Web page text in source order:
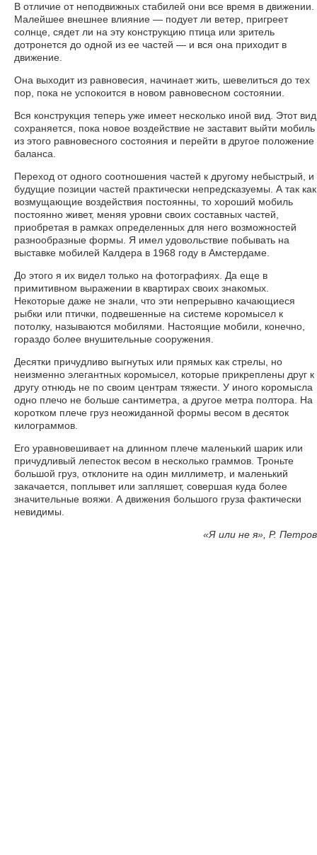
В отличие от неподвижных стабилей они все время в движении.
Малейшее внешнее влияние — подует ли ветер, пригреет
солнце, сядет ли на эту конструкцию птица или зритель
дотронется до одной из ее частей — и вся она приходит в
движение.
Она выходит из равновесия, начинает жить, шевелиться до тех
пор, пока не успокоится в новом равновесном состоянии.
Вся конструкция теперь уже имеет несколько иной вид. Этот вид
сохраняется, пока новое воздействие не заставит выйти мобиль
из этого равновесного состояния и перейти в другое положение
баланса.
Переход от одного соотношения частей к другому небыстрый, и
будущие позиции частей практически непредсказуемы. А так как
возмущающие воздействия постоянны, то хороший мобиль
постоянно живет, меняя уровни своих составных частей,
приобретая в рамках определенных для него возможностей
разнообразные формы. Я имел удовольствие побывать на
выставке мобилей Калдера в 1968 году в Амстердаме.
До этого я их видел только на фотографиях. Да еще в
примитивном выражении в квартирах своих знакомых.
Некоторые даже не знали, что эти непрерывно качающиеся
рыбки или птички, подвешенные на системе коромысел к
потолку, называются мобилями. Настоящие мобили, конечно,
гораздо более внушительные сооружения.
Десятки причудливо выгнутых или прямых как стрелы, но
неизменно элегантных коромысел, которые прикреплены друг к
другу отнюдь не по своим центрам тяжести. У иного коромысла
одно плечо не больше сантиметра, а другое метра полтора. На
коротком плече груз неожиданной формы весом в десяток
килограммов.
Его уравновешивает на длинном плече маленький шарик или
причудливый лепесток весом в несколько граммов. Троньте
большой груз, отклоните на один миллиметр, и маленький
закачается, поплывет или запляшет, совершая куда более
значительные вояжи. А движения большого груза фактически
невидимы.
«Я или не я», Р. Петров